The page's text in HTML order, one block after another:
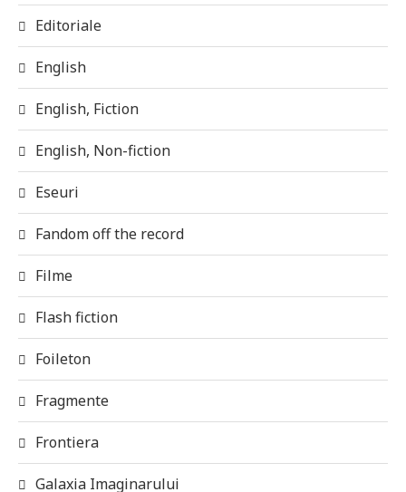
Editoriale
English
English, Fiction
English, Non-fiction
Eseuri
Fandom off the record
Filme
Flash fiction
Foileton
Fragmente
Frontiera
Galaxia Imaginarului